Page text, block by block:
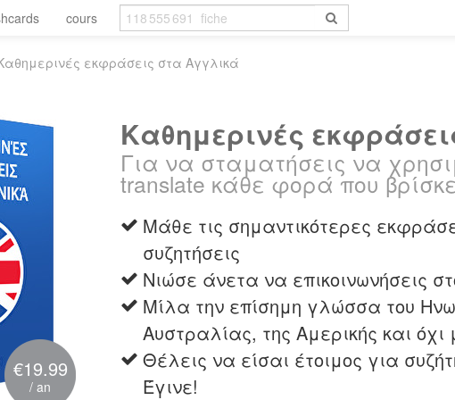
cours
εκφράσεις στα Aγγλικά
€19.99
/ an
Καθημερινές
Για να σταματήσεις να
translate κάθε φορά που
Μάθε τις σημαντικότερες
συζητήσεις
Νιώσε άνετα να επικοινωνήσεις
Μίλα την επίσημη γλώσσα του
Αυστραλίας, της Αμερικής και όχι
Θέλεις να είσαι έτοιμος για
Έγινε!